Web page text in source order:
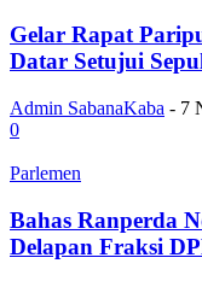
Gelar Rapat
Datar Setujui
Admin SabanaKaba - 7
0
Parlemen
Bahas Ranperda
Delapan Fraksi